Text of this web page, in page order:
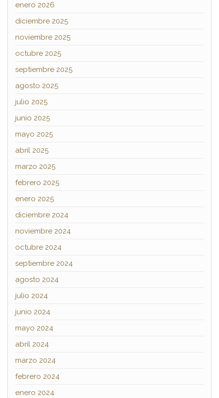
enero 2026
diciembre 2025
noviembre 2025
octubre 2025
septiembre 2025
agosto 2025
julio 2025
junio 2025
mayo 2025
abril 2025
marzo 2025
febrero 2025
enero 2025
diciembre 2024
noviembre 2024
octubre 2024
septiembre 2024
agosto 2024
julio 2024
junio 2024
mayo 2024
abril 2024
marzo 2024
febrero 2024
enero 2024